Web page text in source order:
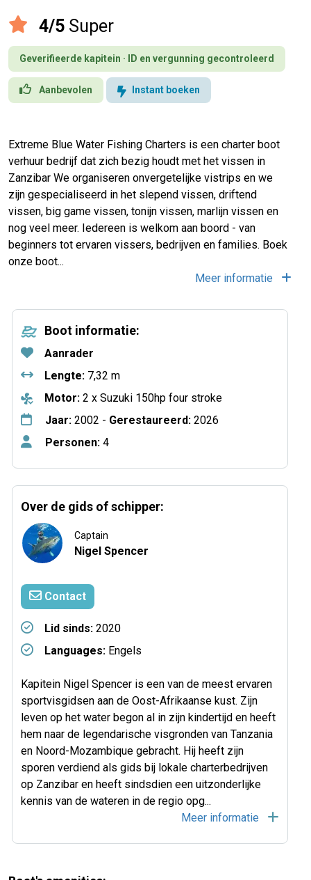
4/5 Super
Geverifieerde kapitein · ID en vergunning gecontroleerd
Aanbevolen Instant boeken
Extreme Blue Water Fishing Charters is een charter boot
verhuur bedrijf dat zich bezig houdt met het vissen in
Zanzibar We organiseren onvergetelijke vistrips en we
zijn gespecialiseerd in het slepend vissen, driftend
vissen, big game vissen, tonijn vissen, marlijn vissen en
nog veel meer. Iedereen is welkom aan boord - van
beginners tot ervaren vissers, bedrijven en families. Boek
onze boot...
Meer informatie
Boot informatie:
Aanrader
Lengte: 7,32 m
Motor: 2 x Suzuki 150hp four stroke
Jaar: 2002 - Gerestaureerd: 2026
Personen: 4
Over de gids of schipper:
Captain
Nigel Spencer
Contact
Lid sinds: 2020
Languages: Engels
Kapitein Nigel Spencer is een van de meest ervaren
sportvisgidsen aan de Oost-Afrikaanse kust. Zijn
leven op het water begon al in zijn kindertijd en heeft
hem naar de legendarische visgronden van Tanzania
en Noord-Mozambique gebracht. Hij heeft zijn
sporen verdiend als gids bij lokale charterbedrijven
op Zanzibar en heeft sindsdien een uitzonderlijke
kennis van de wateren in de regio opg...
Meer informatie